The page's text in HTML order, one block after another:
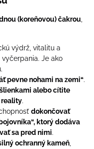
(koreňovou) čakrou
výdrž, vitalitu a
Je ako
pevne nohami na zemi“.
alebo cítite
reality.
dokončovať
ktorý dodáva
sa pred nimi.
ochranný kameň